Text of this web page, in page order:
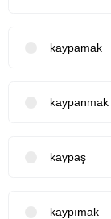
kaypamak
kaypanmak
kaypaş
kaypımak